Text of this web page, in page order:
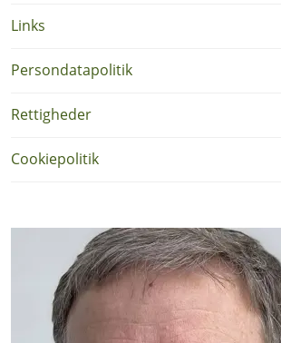
Links
Persondatapolitik
Rettigheder
Cookiepolitik